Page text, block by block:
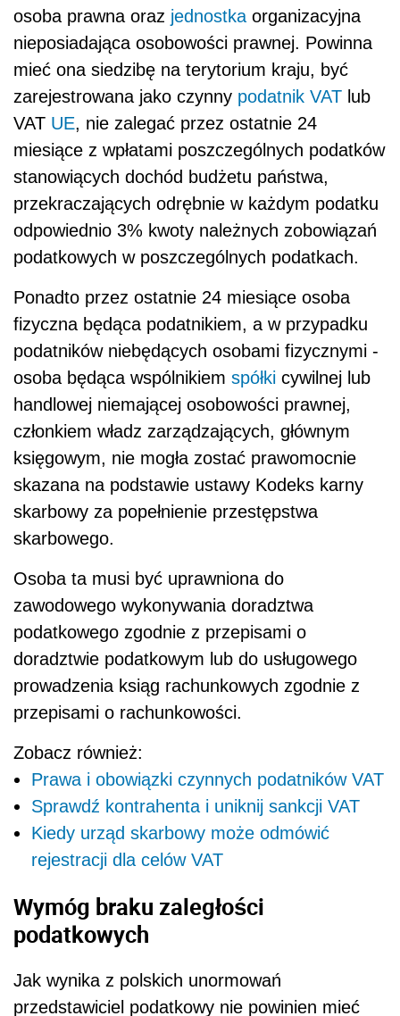
osoba prawna oraz jednostka organizacyjna
nieposiadająca osobowości prawnej. Powinna
mieć ona siedzibę na terytorium kraju, być
zarejestrowana jako czynny podatnik VAT lub
VAT UE, nie zalegać przez ostatnie 24
miesiące z wpłatami poszczególnych podatków
stanowiących dochód budżetu państwa,
przekraczających odrębnie w każdym podatku
odpowiednio 3% kwoty należnych zobowiązań
podatkowych w poszczególnych podatkach.
Ponadto przez ostatnie 24 miesiące osoba
fizyczna będąca podatnikiem, a w przypadku
podatników niebędących osobami fizycznymi -
osoba będąca wspólnikiem spółki cywilnej lub
handlowej niemającej osobowości prawnej,
członkiem władz zarządzających, głównym
księgowym, nie mogła zostać prawomocnie
skazana na podstawie ustawy Kodeks karny
skarbowy za popełnienie przestępstwa
skarbowego.
Osoba ta musi być uprawniona do
zawodowego wykonywania doradztwa
podatkowego zgodnie z przepisami o
doradztwie podatkowym lub do usługowego
prowadzenia ksiąg rachunkowych zgodnie z
przepisami o rachunkowości.
Zobacz również:
Prawa i obowiązki czynnych podatników VAT
Sprawdź kontrahenta i uniknij sankcji VAT
Kiedy urząd skarbowy może odmówić
rejestracji dla celów VAT
Wymóg braku zaległości
podatkowych
Jak wynika z polskich unormowań
przedstawiciel podatkowy nie powinien mieć